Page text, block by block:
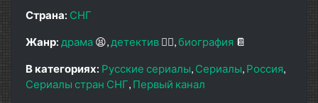
Страна: СНГ
Жанр: драма 😫 детектив 🕵️‍♂️ биография 📔
В категориях: Русские сериалы Сериалы Россия
Сериалы стран СНГ Первый канал